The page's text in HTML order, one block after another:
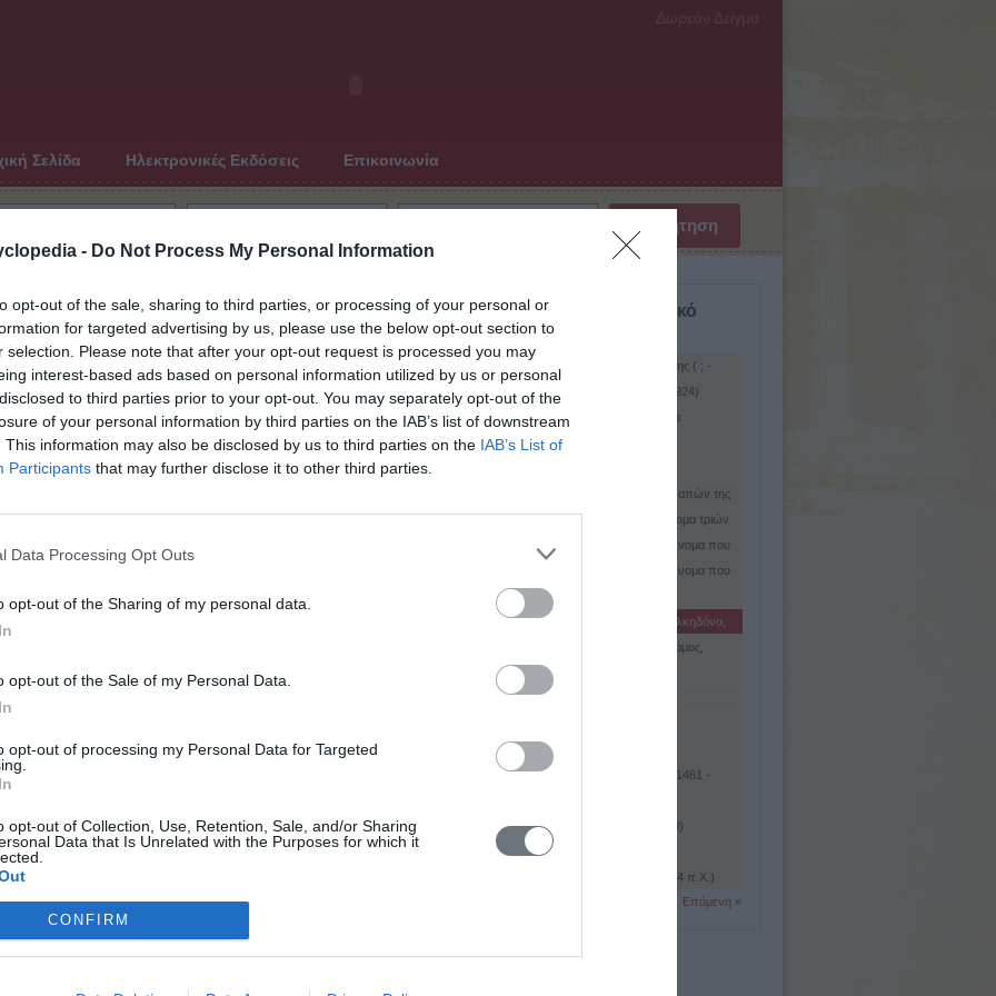
- Do Not Process My Personal Information
opt-out of the sale, sharing to third parties, or processing of your personal or
for targeted advertising by us, please use the below opt-out section to
selection. Please note that after your opt-out request is processed you may
interest-based ads based on personal information utilized by us or personal
to third parties prior to your opt-out. You may separately opt-out of the
of your personal information by third parties on the IAB’s list of downstream
This information may also be disclosed by us to third parties on the IAB’s List of
Participants that may further disclose it to other third parties.
Data Processing Opt Outs
opt-out of the Sharing of my personal data.
opt-out of the Sale of my Personal Data.
opt-out of processing my Personal Data for Targeted
opt-out of Collection, Use, Retention, Sale, and/or Sharing
Data that Is Unrelated with the Purposes for which it
CONFIRM
Σελίδα Ηλεκτρονικές Εκδόσεις Επικοινωνία
ανανέωση: Δευτέρα, 13 Μαΐου 2013
Δήμογλου) (Χαλκηδόνα, 1876 -
1876 - Κέρκυρα, 1942). Ο πρώτος
και Νοτίου Αμερικής (1922 - 1930). Ο Αλέξανδρος
και το 1917 έγινε τιτουλάριος επίσκοπος
το Οικουμενικό Πατριαρχείο ...
Παγκόσμιο Βιογραφικό Λεξικό
Αλεξανδρόγιαννος ή Αλεξανδρής), Ιωάννης ( ; -
Αλεξανδρόπουλος, Μήτσος (Αμαλιάδα, 1924)
Αλεξανδρόπουλος. Επώνυμο φιλικών και
αγωνιστών του 1821
Αλέξανδρος ( ; - 358 π.Χ.)
Αλέξανδρος (Alexander). ΄Ονομα οκτώ παπών της
Δυτικής Εκκλησίας
Αλέξανδρος (Alexander, Αλεξάντερ). ΄Ονομα τριών
Αλέξανδρος (Alexandru, Αλεξάντρου). ΄Ονομα που
έφεραν έξι ηγεμόνες («μεγάλοι βοεβόδες») της
Αλέξανδρος (Alexandru, Αλεξάντρου). ΄Ονομα που
έφεραν πέντε ηγεμόνες («μεγάλοι βοεβόδες») της
Βλαχίας, μέλη της δυναστείας των Βασαράβα*
Αλέξανδρος (κοσμ. όνομ. Δηλανάς)
(Μαραθόκαμπος Σάμου, 1878 - Βέροια, 1958)
Αλέξανδρος (κοσμ. όνομ. Δήμογλου) (Χαλκηδόνα,
Αλέξανδρος (κοσμ. όνομ. Λυκούργος) (Σάμος,
1827 - Αθήνα, 1875)
Αλέξανδρος (περ. 170 - 250 / 251 μ.Χ.)
Αλέξανδρος (στα γεωργιανά: Αλεξάντρ)
Αλέξανδρος (στα σερβικά Αλεξάνταρ)
Αλέξανδρος A' (Aleksander, Αλεξάντερ) (1461 -
Αλέξανδρος Α' (Αθήνα, 1893 - Τατόι, 1920)
Αλέξανδρος Α' ο «Μέγας» (1377 - 1443)
Αλέξανδρος Α' ο «Φιλέλλην» ( ; - περ. 454 π.Χ.)
Επόμενη »